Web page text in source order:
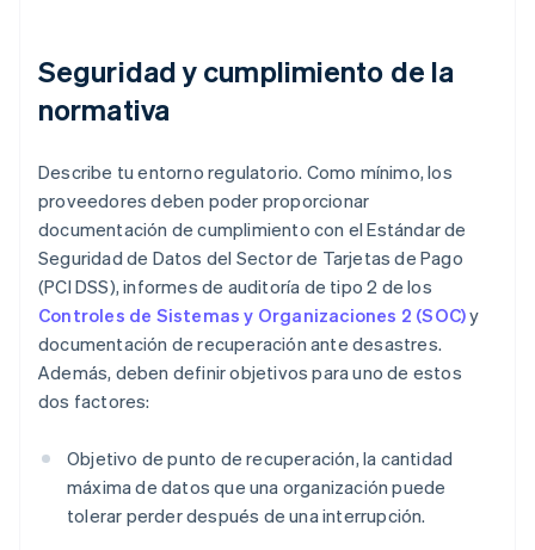
Seguridad y cumplimiento de la
normativa
Describe tu entorno regulatorio. Como mínimo, los
proveedores deben poder proporcionar
documentación de cumplimiento con el Estándar de
Seguridad de Datos del Sector de Tarjetas de Pago
(PCI DSS), informes de auditoría de tipo 2 de los
Controles de Sistemas y Organizaciones 2 (SOC)y
documentación de recuperación ante desastres.
Además, deben definir objetivos para uno de estos
dos factores:
Objetivo de punto de recuperación, la cantidad
máxima de datos que una organización puede
tolerar perder después de una interrupción.